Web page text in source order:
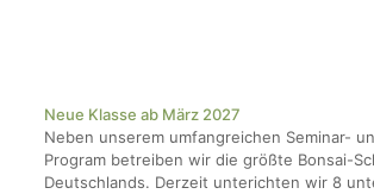
Neue Klasse ab März 2027
Neben unserem umfangreichen Seminar-
Program betreiben wir die größte Bonsai-
Deutschlands. Derzeit unterichten wir 8